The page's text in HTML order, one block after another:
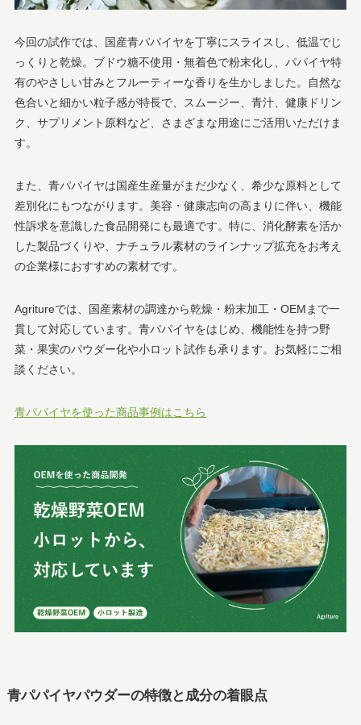
今回の試作では、国産青パパイヤを丁寧にスライスし、低温でじ
っくりと乾燥。ブドウ糖不使用・無着色で粉末化し、パパイヤ特
有のやさしい甘みとフルーティーな香りを生かしました。自然な
色合いと細かい粒子感が特長で、スムージー、青汁、健康ドリン
ク、サプリメント原料など、さまざまな用途にご活用いただけま
す。
また、青パパイヤは国産生産量がまだ少なく、希少な原料として
差別化にもつながります。美容・健康志向の高まりに伴い、機能
性訴求を意識した食品開発にも最適です。特に、消化酵素を活か
した製品づくりや、ナチュラル素材のラインナップ拡充をお考え
の企業様におすすめの素材です。
Agritureでは、国産素材の調達から乾燥・粉末加工・OEMまで一
貫して対応しています。青パパイヤをはじめ、機能性を持つ野
菜・果実のパウダー化や小ロット試作も承ります。お気軽にご相
談ください。
青パパイヤを使った商品事例はこちら
青パパイヤパウダーの特徴と成分の着眼点